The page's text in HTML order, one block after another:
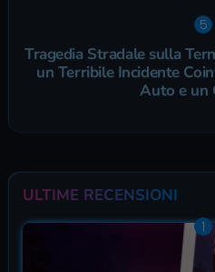
Tragedia Stradale sulla
un Terribile Incidente
Auto e un
ULTIME RECENSIONI